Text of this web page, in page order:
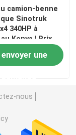
camion-benne
Sinotruk
340HP à
Kenya | Prix
benne à
envoyer une
nous